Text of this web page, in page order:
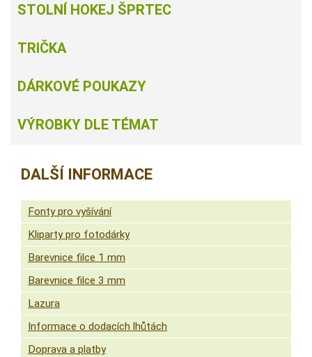
STOLNÍ HOKEJ ŠPRTEC
TRIČKA
DÁRKOVÉ POUKAZY
VÝROBKY DLE TÉMAT
DALŠÍ INFORMACE
Fonty pro vyšívání
Kliparty pro fotodárky
Barevnice filce 1 mm
Barevnice filce 3 mm
Lazura
Informace o dodacích lhůtách
Doprava a platby